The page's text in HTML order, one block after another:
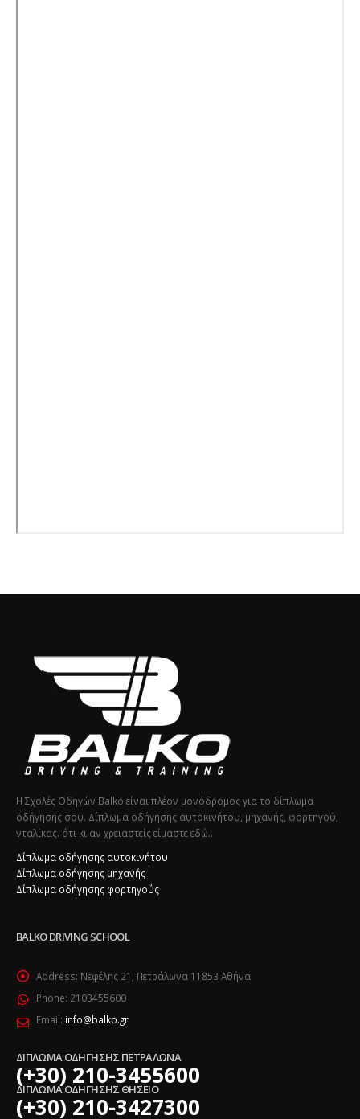
Η Σχολές Οδηγών Balko είναι πλέον μονόδρομος για το δίπλωμα
οδήγησης σου. Δίπλωμα οδήγησης αυτοκινήτου, μηχανής, φορτηγού,
νταλίκας. ότι κι αν χρειαστείς είμαστε εδώ..
Δίπλωμα οδήγησης αυτοκινήτου
Δίπλωμα οδήγησης μηχανής
Δίπλωμα οδήγησης φορτηγούς
BALKO DRIVING SCHOOL
Address: Νεφέλης 21, Πετράλωνα 11853 Αθήνα
Phone: 2103455600
Email: info@balko.gr
ΔΙΠΛΩΜΑ ΟΔΗΓΗΣΗΣ ΠΕΤΡΑΛΩΝΑ
(+30) 210-3455600
ΔΙΠΛΩΜΑ ΟΔΗΓΗΣΗΣ ΘΗΣΕΙΟ
(+30) 210-3427300